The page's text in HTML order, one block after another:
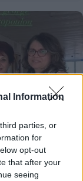
Information
parties, or
for
opt-out
that after your
seeing